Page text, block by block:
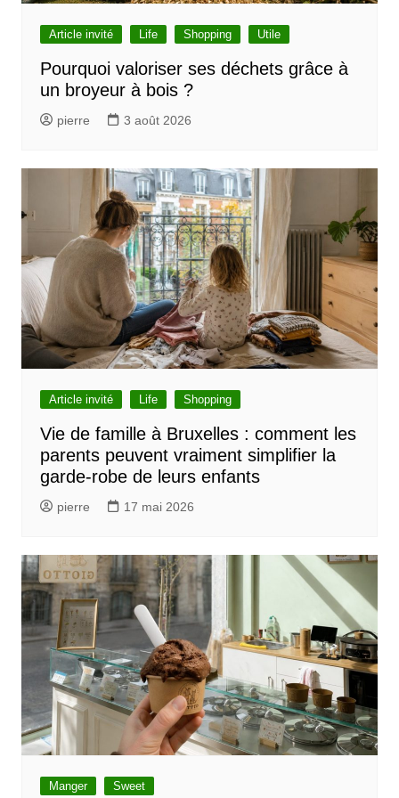
e
c
e
Article invité Life Shopping Utile
Pourquoi valoriser ses déchets grâce à
un broyeur à bois ?
pierre 3 août 2026
Article invité Life Shopping
Vie de famille à Bruxelles : comment les
parents peuvent vraiment simplifier la
garde-robe de leurs enfants
pierre 17 mai 2026
Manger Sweet